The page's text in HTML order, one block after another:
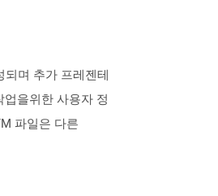
며 추가 프레젠테
을위한 사용자 정
파일은 다른